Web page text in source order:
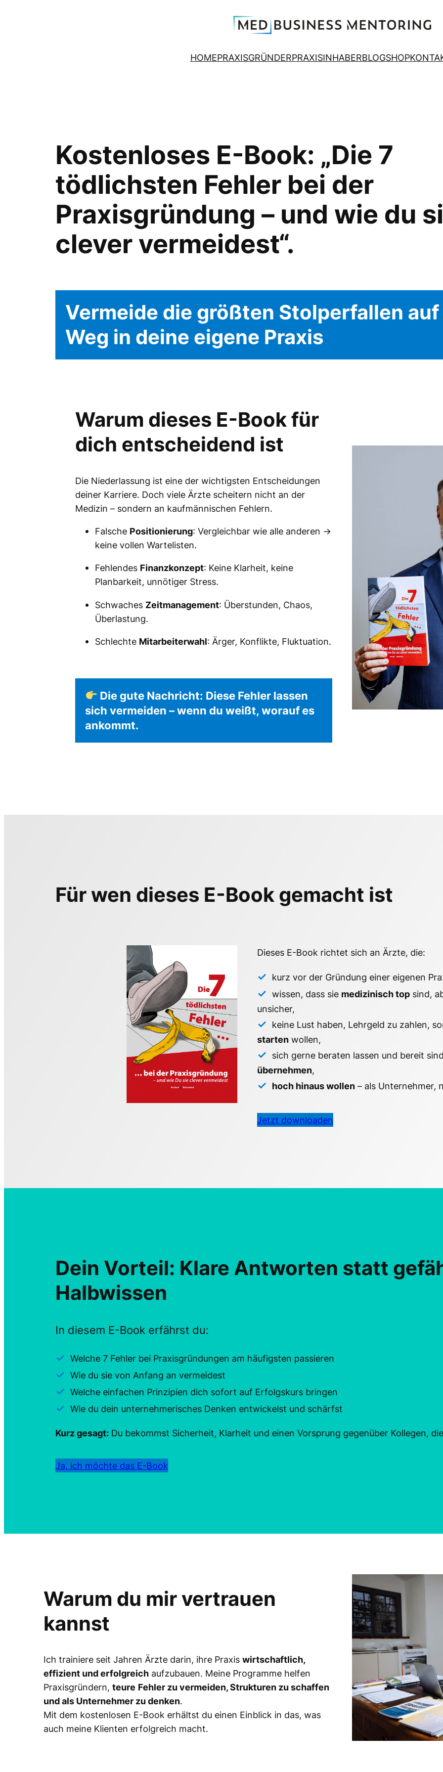
HOMEPRAXISGRÜNDERPRAXISINHABERBLOGSHOP
Kostenloses E-Book: „Die 7
tödlichsten Fehler bei der
Praxisgründung – und wie du
clever vermeidest“.
Vermeide die größten Stolperfallen auf
Weg in deine eigene Praxis
Warum dieses E-Book für
dich entscheidend ist
Die Niederlassung ist eine der wichtigsten Entscheidungen
deiner Karriere. Doch viele Ärzte scheitern nicht an der
Medizin – sondern an kaufmännischen Fehlern.
Falsche Positionierung: Vergleichbar wie alle anderen →
keine vollen Wartelisten.
Fehlendes Finanzkonzept: Keine Klarheit, keine
Planbarkeit, unnötiger Stress.
Schwaches Zeitmanagement: Überstunden, Chaos,
Überlastung.
Schlechte Mitarbeiterwahl: Ärger, Konflikte, Fluktuation.
Die gute Nachricht: Diese Fehler lassen
sich vermeiden – wenn du weißt, worauf es
ankommt.
Für wen dieses E-Book gemacht ist
Dieses E-Book richtet sich an Ärzte, die:
kurz vor der Gründung einer eigenen
wissen, dass sie medizinisch topsind,
unsicher,
keine Lust haben, Lehrgeld zu zahlen,
startenwollen,
sich gerne beraten lassen und bereit
übernehmen,
hoch hinaus wollen– als Unternehmer,
Jetzt downloaden
Dein Vorteil: Klare Antworten statt
Halbwissen
In diesem E-Book erfährst du:
Welche 7 Fehler bei Praxisgründungen am häufigsten passieren
Wie du sie von Anfang an vermeidest
Welche einfachen Prinzipien dich sofort auf Erfolgskurs bringen
Wie du dein unternehmerisches Denken entwickelst und schärfst
Kurz gesagt: Du bekommst Sicherheit, Klarheit und einen Vorsprung gegenüber Kollegen,
Ja, ich möchte das E-Book
Warum du mir vertrauen
kannst
Ich trainiere seit Jahren Ärzte darin, ihre Praxis wirtschaftlich,
effizient und erfolgreich aufzubauen. Meine Programme helfen
Praxisgründern, teure Fehler zu vermeiden, Strukturen zu schaffen
und als Unternehmer zu denken.
Mit dem kostenlosen E-Book erhältst du einen Einblick in das, was
auch meine Klienten erfolgreich macht.